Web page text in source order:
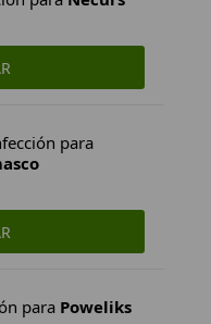
para
para Poweliks